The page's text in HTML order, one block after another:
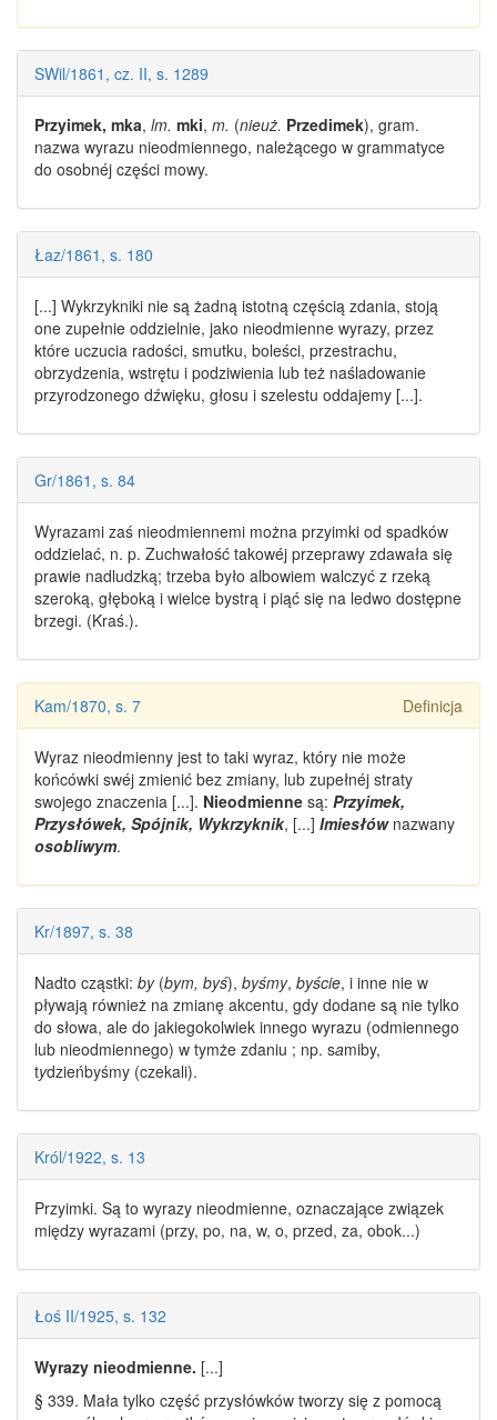
SWil/1861, cz. II, s. 1289
Przyimek, mka, lm. mki, m. (nieuż. Przedimek), gram.
nazwa wyrazu nieodmiennego, należącego w grammatyce
do osobnéj części mowy.
Łaz/1861, s. 180
[...] Wykrzykniki nie są żadną istotną częścią zdania, stoją
one zupełnie oddzielnie, jako nieodmienne wyrazy, przez
które uczucia radości, smutku, boleści, przestrachu,
obrzydzenia, wstrętu i podziwienia lub też naśladowanie
przyrodzonego dźwięku, głosu i szelestu oddajemy [...].
Gr/1861, s. 84
Wyrazami zaś nieodmiennemi można przyimki od spadków
oddzielać, n. p. Zuchwałość takowéj przeprawy zdawała się
prawie nadludzką; trzeba było albowiem walczyć z rzeką
szeroką, głęboką i wielce bystrą i piąć się na ledwo dostępne
brzegi. (Kraś.).
Kam/1870, s. 7 Definicja
Wyraz nieodmienny jest to taki wyraz, który nie może
końcówki swéj zmienić bez zmiany, lub zupełnéj straty
swojego znaczenia [...]. Nieodmienne są: Przyimek,
Przysłówek, Spójnik, Wykrzyknik, [...] Imiesłównazwany
osobliwym.
Kr/1897, s. 38
Nadto cząstki: by(bym, byś), byśmy, byście, i inne nie w
pływają również na zmianę akcentu, gdy dodane są nie tylko
do słowa, ale do jakiegokolwiek innego wyrazu (odmiennego
lub nieodmiennego) w tymże zdaniu ; np. samiby,
tydzieńbyśmy (czekali).
Król/1922, s. 13
Przyimki. Są to wyrazy nieodmienne, oznaczające związek
między wyrazami (przy, po, na, w, o, przed, za, obok...)
Łoś II/1925, s. 132
Wyrazy nieodmienne. [...]
§ 339. Mała tylko część przysłówków tworzy się z pomocą